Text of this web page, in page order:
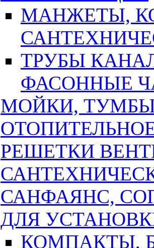
МАНЖЕТЫ,
ТРУБЫ
ФАСОННЫЕ
МОЙКИ,
РЕШЕТКИ
САНФАЯНС,
ДЛЯ
КОМПАКТЫ,